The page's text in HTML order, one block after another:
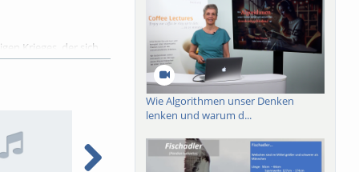
Krieges, der sich
lange über den
blieb. In
25. Staffel der
Wie Algorithmen unser Denken
lenken und warum d...